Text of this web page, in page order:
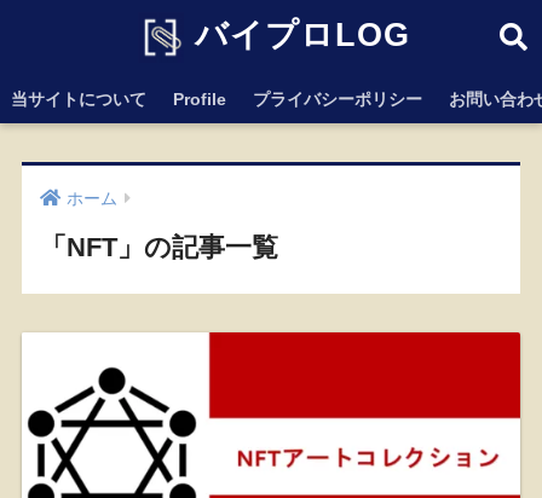
バイプロLOG
当サイトについて Profile プライバシーポリシー お問い合わ
ホーム
「NFT」の記事一覧